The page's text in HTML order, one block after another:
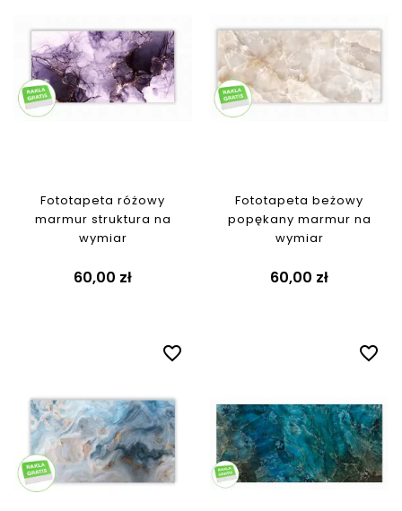
Fototapeta różowy
marmur struktura na
wymiar
60,00 zł
Fototapeta beżowy
popękany marmur na
wymiar
60,00 zł
favorite_border favorite_border